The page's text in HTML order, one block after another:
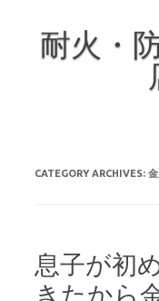
耐火・
CATEGORY ARCHIVES:
息子が初
きたから